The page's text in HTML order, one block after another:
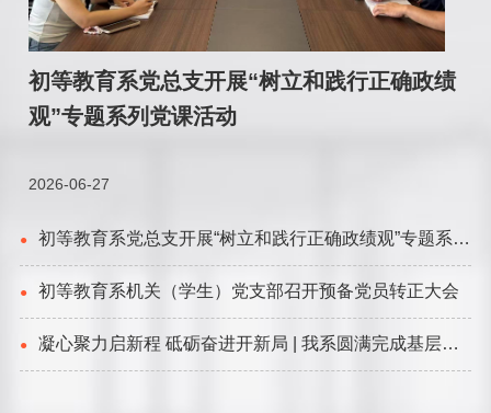
初等教育系党总支开展“树立和践行正确政绩
观”专题系列党课活动
2026-06-27
● 初等教育系党总支开展“树立和践行正确政绩观”专题系列
党课活动
● 初等教育系机关（学生）党支部召开预备党员转正大会
● 凝心聚力启新程 砥砺奋进开新局 | 我系圆满完成基层党